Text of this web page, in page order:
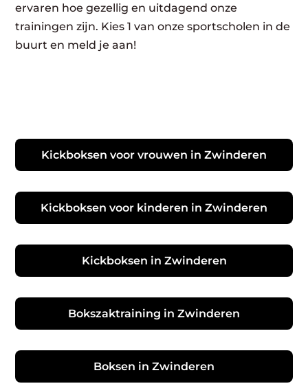
ervaren hoe gezellig en uitdagend onze
trainingen zijn. Kies 1 van onze sportscholen in de
buurt en meld je aan!
Kickboksen voor vrouwen in Zwinderen
Kickboksen voor kinderen in Zwinderen
Kickboksen in Zwinderen
Bokszaktraining in Zwinderen
Boksen in Zwinderen